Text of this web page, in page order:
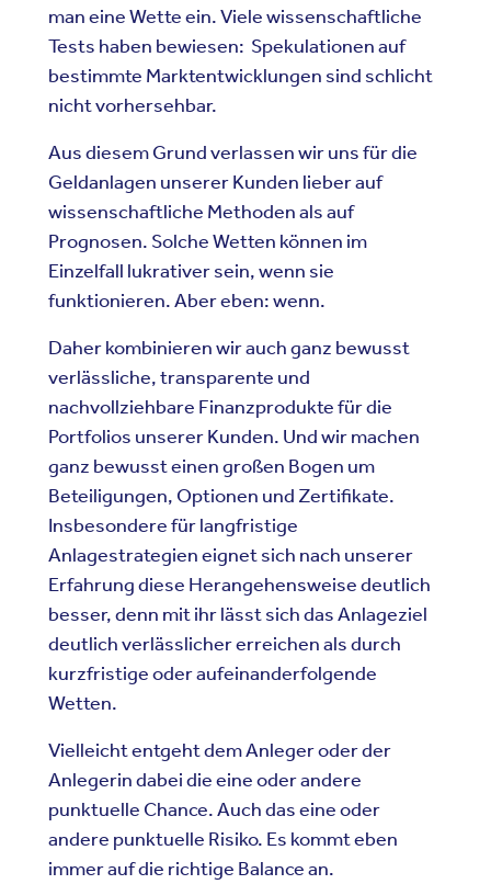
man eine Wette ein. Viele wissenschaftliche
Tests haben bewiesen: Spekulationen auf
bestimmte Marktentwicklungen sind schlicht
nicht vorhersehbar.
Aus diesem Grund verlassen wir uns für die
Geldanlagen unserer Kunden lieber auf
wissenschaftliche Methoden als auf
Prognosen. Solche Wetten können im
Einzelfall lukrativer sein, wenn sie
funktionieren. Aber eben: wenn.
Daher kombinieren wir auch ganz bewusst
verlässliche, transparente und
nachvollziehbare Finanzprodukte für die
Portfolios unserer Kunden. Und wir machen
ganz bewusst einen großen Bogen um
Beteiligungen, Optionen und Zertifikate.
Insbesondere für langfristige
Anlagestrategien eignet sich nach unserer
Erfahrung diese Herangehensweise deutlich
besser, denn mit ihr lässt sich das Anlageziel
deutlich verlässlicher erreichen als durch
kurzfristige oder aufeinanderfolgende
Wetten.
Vielleicht entgeht dem Anleger oder der
Anlegerin dabei die eine oder andere
punktuelle Chance. Auch das eine oder
andere punktuelle Risiko. Es kommt eben
immer auf die richtige Balance an.